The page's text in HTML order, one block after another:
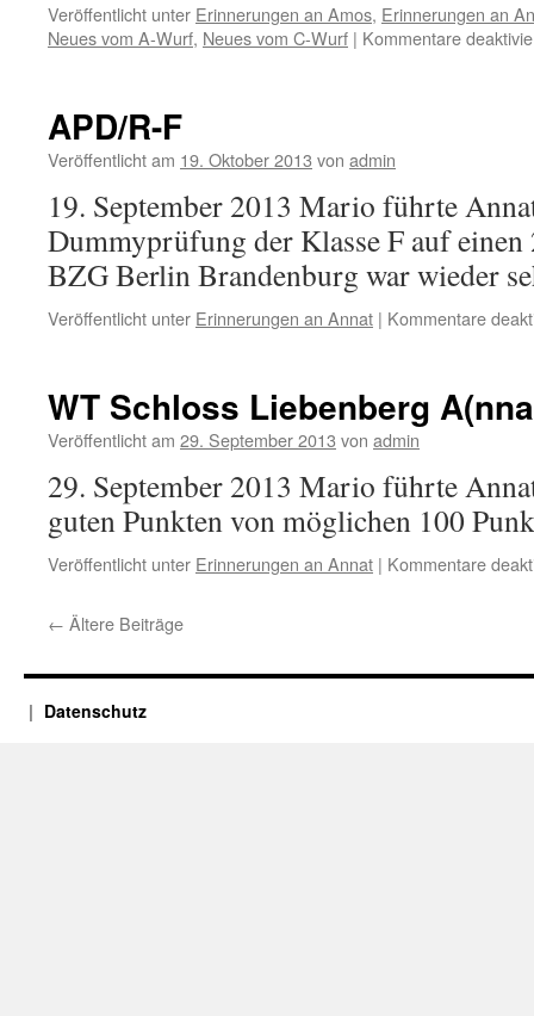
Veröffentlicht unter Erinnerungen an Amos, Erinnerungen an
Neues vom A-Wurf, Neues vom C-Wurf | Kommentare
APD/R-F
Veröffentlicht am 19. Oktober 2013 von admin
19. September 2013 Mario führte
Dummyprüfung der Klasse F auf einen
BZG Berlin Brandenburg war wieder
Veröffentlicht unter Erinnerungen an Annat | Kommentare
WT Schloss Liebenberg
Veröffentlicht am 29. September 2013 von admin
29. September 2013 Mario führte
guten Punkten von möglichen 100
Veröffentlicht unter Erinnerungen an Annat | Kommentare
← Ältere Beiträge
Datenschutz